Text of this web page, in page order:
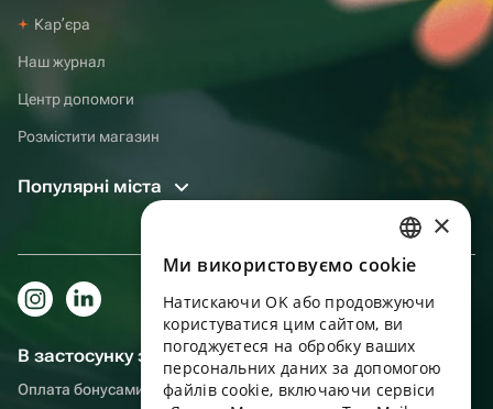
Карʼєра
Наш журнал
Центр допомоги
Розмістити магазин
Популярні міста
В застосунку зручніше!
Оплата бонусами, самовивіз, зручний чат підтримки
RUSSIAN
ENGLISH
UKRAINIAN
PORTUGUESE
×
Ми використовуємо cookie
Натискаючи OK або продовжуючи
користуватися цим сайтом, ви
погоджуєтеся на обробку ваших
персональних даних за допомогою
файлів cookie, включаючи сервіси